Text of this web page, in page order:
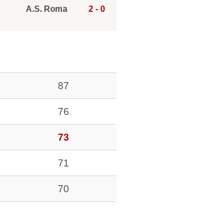
A.S. Roma 2 - 0
87
76
73
71
70